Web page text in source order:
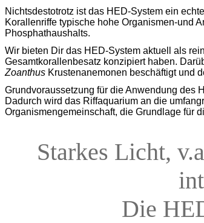
Nichtsdestotrotz ist das HED-System ein
Korallenriffe typische hohe Organismen-und
Phosphathaushalts.
Wir bieten Dir das HED-System aktuell als
Gesamtkorallenbesatz konzipiert haben.
Zoanthus Krustenanemonen beschäftigt und
Grundvoraussetzung für die Anwendung des
Dadurch wird das Riffaquarium an die
Organismengemeinschaft, die Grundlage für
Starkes Licht,
Die